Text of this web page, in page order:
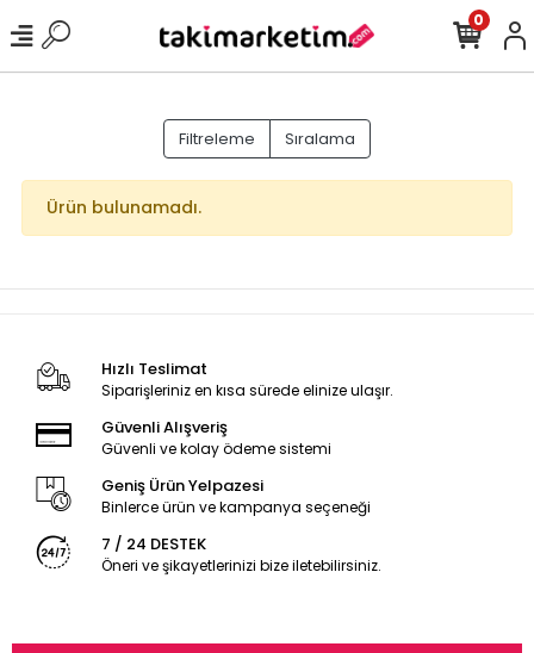
0
Filtreleme Sıralama
Ürün bulunamadı.
Hızlı Teslimat
Siparişleriniz en kısa sürede elinize ulaşır.
Güvenli Alışveriş
Güvenli ve kolay ödeme sistemi
Geniş Ürün Yelpazesi
Binlerce ürün ve kampanya seçeneği
7 / 24 DESTEK
Öneri ve şikayetlerinizi bize iletebilirsiniz.